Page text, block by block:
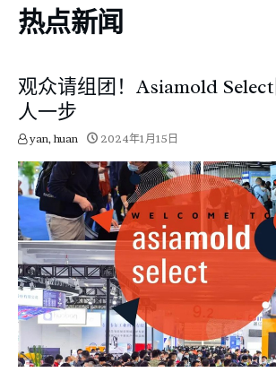
热点新闻
观众请组团！Asiamold
人一步
yan, huan 2024年1月15日